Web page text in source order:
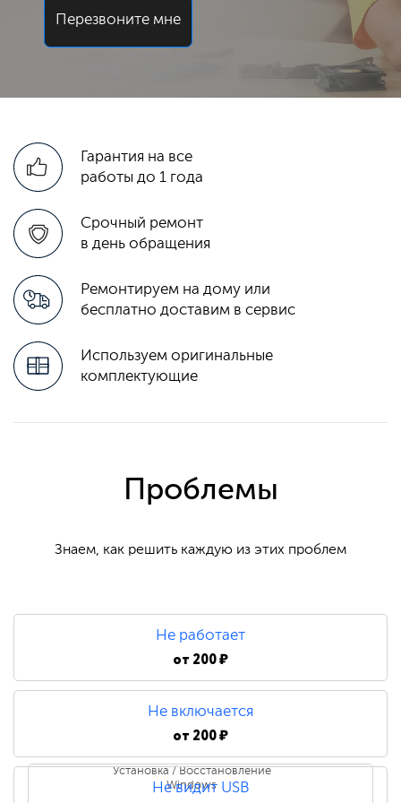
Перезвоните мне
Гарантия на все
работы до 1 года
Срочный ремонт
в день обращения
Ремонтируем на дому или
бесплатно доставим в сервис
Используем оригинальные
комплектующие
Проблемы
Знаем, как решить каждую из этих проблем
Не работает
от 200 ₽
Не включается
от 200 ₽
Установка / Восстановление
Windows
Не видит USB